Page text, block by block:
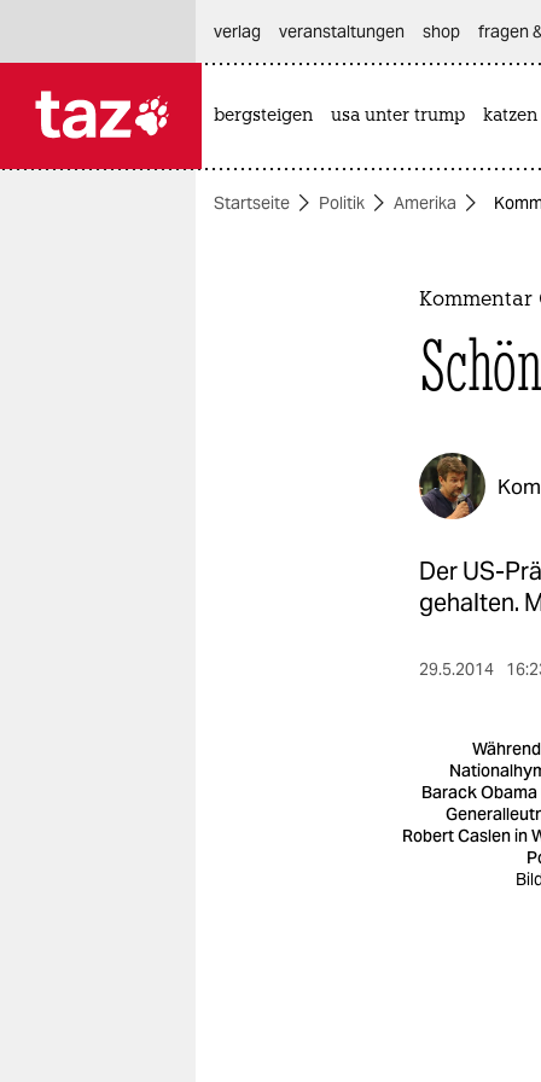
themen
verlag
veranstaltungen shop fragen
bergsteigen usa unter trump katzen
Startseite Politik Amerika
Kommentar
Der US-
gehalten.
29.5.2014
Barack Obama
Robert Caslen in